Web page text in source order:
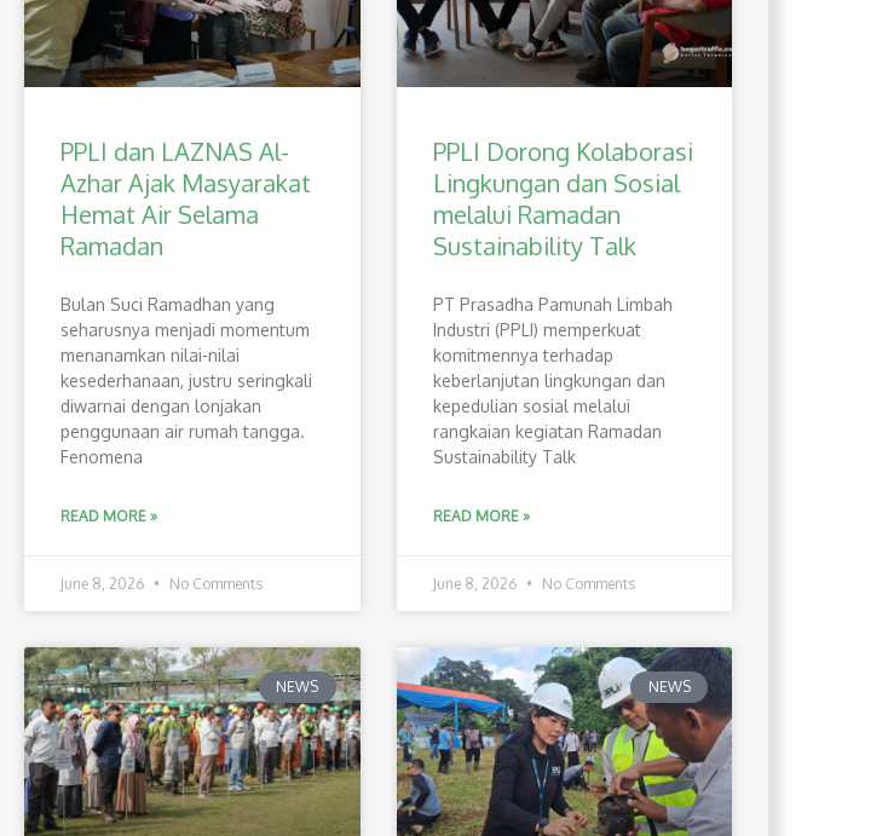
PPLI dan LAZNAS Al-
Azhar Ajak Masyarakat
Hemat Air Selama
Ramadan
Bulan Suci Ramadhan yang
seharusnya menjadi momentum
menanamkan nilai-nilai
kesederhanaan, justru seringkali
diwarnai dengan lonjakan
penggunaan air rumah tangga.
Fenomena
READ MORE »
June 8, 2026 No Comments
PPLI Dorong Kolaborasi
Lingkungan dan Sosial
melalui Ramadan
Sustainability Talk
PT Prasadha Pamunah Limbah
Industri (PPLI) memperkuat
komitmennya terhadap
keberlanjutan lingkungan dan
kepedulian sosial melalui
rangkaian kegiatan Ramadan
Sustainability Talk
READ MORE »
June 8, 2026 No Comments
NEWS NEWS